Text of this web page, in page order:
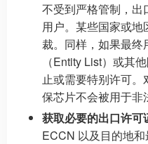
不受到严格管制，
用户。某些国家或
裁。同样，如果最终
（Entity List）或其
止或需要特别许可。
保芯片不会被用于非
获取必要的出口许可
ECCN 以及目的地